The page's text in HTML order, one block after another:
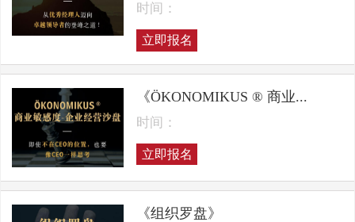
时间：
立即报名
《ÖKONOMIKUS ® 商业...
时间：
立即报名
《组织罗盘》